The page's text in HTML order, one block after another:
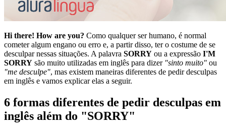
Hi there! How are you? Como qualquer ser humano, é normal
cometer algum engano ou erro e, a partir disso, ter o costume de se
desculpar nessas situações. A palavra SORRY ou a expressão I'M
SORRY são muito utilizadas em inglês para dizer "sinto muito" ou
"me desculpe", mas existem maneiras diferentes de pedir desculpas
em inglês e vamos explicar elas a seguir.
6 formas diferentes de pedir desculpas em
inglês além do "SORRY"